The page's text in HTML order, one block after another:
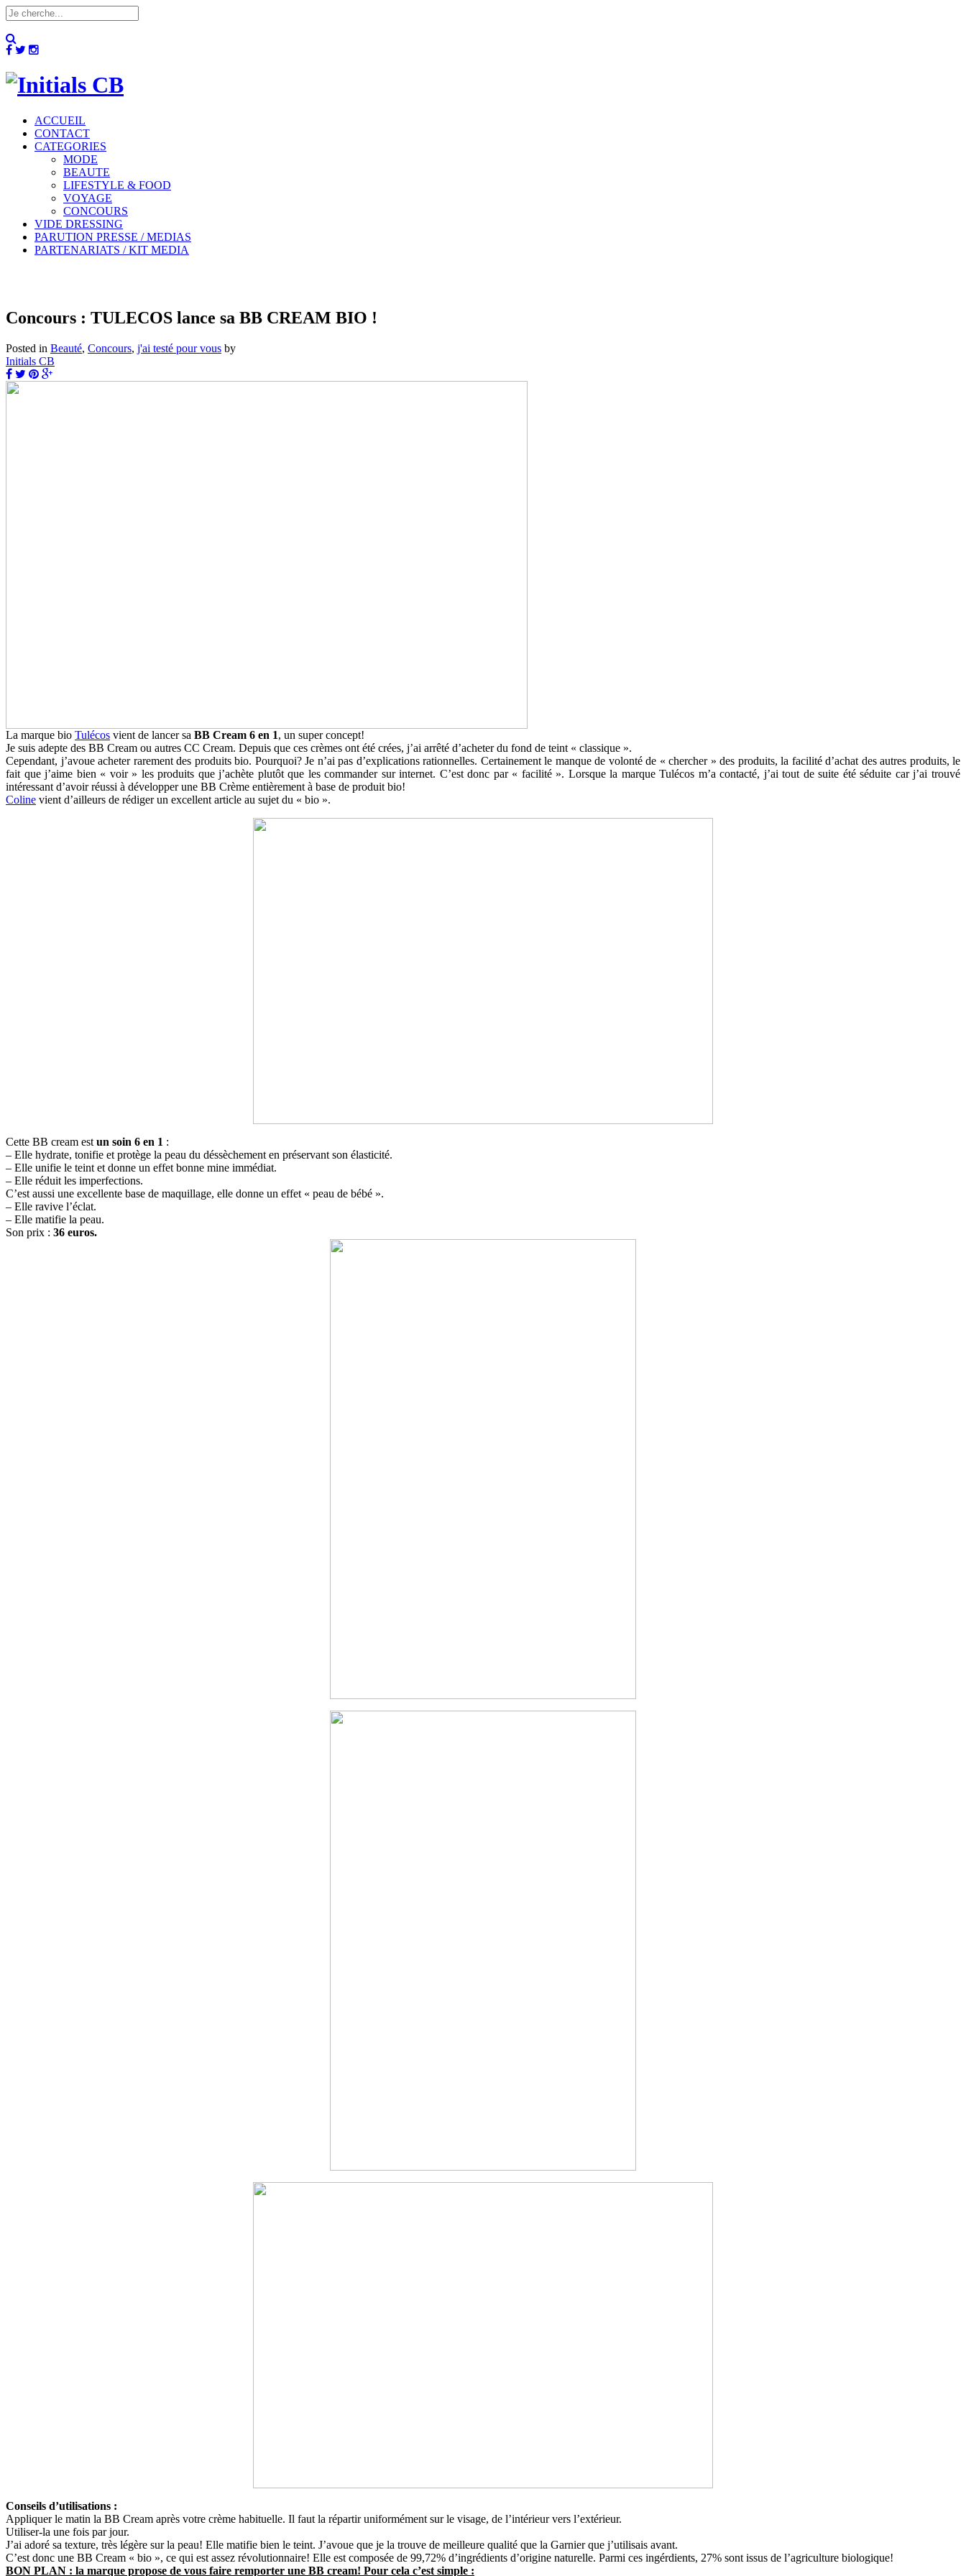
ACCUEIL
CONTACT
CATEGORIES
MODE
BEAUTE
LIFESTYLE & FOOD
VOYAGE
CONCOURS
VIDE DRESSING
PARUTION PRESSE / MEDIAS
PARTENARIATS / KIT MEDIA
Concours : TULECOS lance sa BB CREAM BIO !
Posted in Beauté, Concours, j'ai testé pour vous by
Initials CB
La marque bio Tulécos vient de lancer sa BB Cream 6 en 1, un super concept!
Je suis adepte des BB Cream ou autres CC Cream. Depuis que ces crèmes ont été crées, j’ai arrêté d’acheter du fond de teint « classique ».
Cependant, j’avoue acheter rarement des produits bio. Pourquoi? Je n’ai pas d’explications rationnelles. Certainement le manque de volonté de « chercher » des produits, la facilité d’achat des autres produits, le
fait que j’aime bien « voir » les produits que j’achète plutôt que les commander sur internet. C’est donc par « facilité ». Lorsque la marque Tulécos m’a contacté, j’ai tout de suite été séduite car j’ai trouvé
intéressant d’avoir réussi à développer une BB Crème entièrement à base de produit bio!
Coline vient d’ailleurs de rédiger un excellent article au sujet du « bio ».
Cette BB cream est un soin 6 en 1 :
– Elle hydrate, tonifie et protège la peau du déssèchement en préservant son élasticité.
– Elle unifie le teint et donne un effet bonne mine immédiat.
– Elle réduit les imperfections.
C’est aussi une excellente base de maquillage, elle donne un effet « peau de bébé ».
– Elle ravive l’éclat.
– Elle matifie la peau.
Son prix : 36 euros.
Conseils d’utilisations :
Appliquer le matin la BB Cream après votre crème habituelle. Il faut la répartir uniformément sur le visage, de l’intérieur vers l’extérieur.
Utiliser-la une fois par jour.
J’ai adoré sa texture, très légère sur la peau! Elle matifie bien le teint. J’avoue que je la trouve de meilleure qualité que la Garnier que j’utilisais avant.
C’est donc une BB Cream « bio », ce qui est assez révolutionnaire! Elle est composée de 99,72% d’ingrédients d’origine naturelle. Parmi ces ingérdients, 27% sont issus de l’agriculture biologique!
BON PLAN : la marque propose de vous faire remporter une BB cream! Pour cela c’est simple :